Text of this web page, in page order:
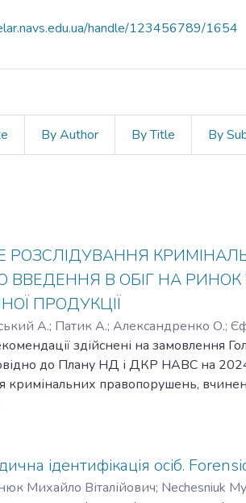
handle/123456789/1654
By Author By Title By
РОЗСЛІДУВАННЯ
ВВЕДЕННЯ В ОБІГ НА РИНОК
ПРОДУКЦІЇ
А.; Патик А.; Александренко О.;
здійснені на замовлення
до Плану НД і ДКР НАВС на 2024
кримінальних правопорушень,
на ринок України) небезпечної
умовами навчання, що належать до
ідентифікація осіб.
Михайло Віталійович; Nechesniuk